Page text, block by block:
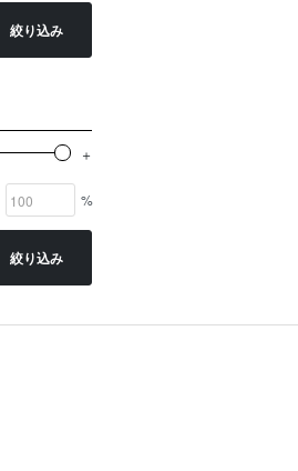
絞り込み
%
絞り込み